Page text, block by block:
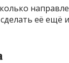
её ещё